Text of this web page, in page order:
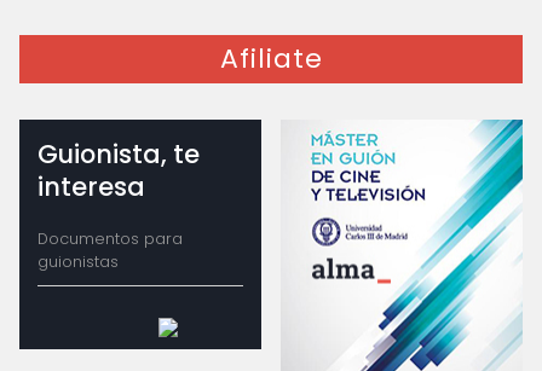
Afiliate
Guionista, te
interesa
Documentos para
guionistas